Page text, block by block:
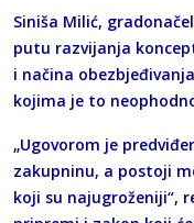
Siniša Milić,
putu razvijanja
i načina
kojima je to
„Ugovorom je
zakupninu, a postoji
koji su najugroženiji“,